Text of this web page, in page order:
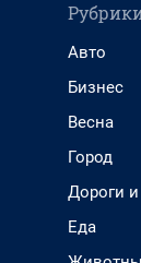
Авто
Бизнес
Весна
Город
Дороги и
Еда